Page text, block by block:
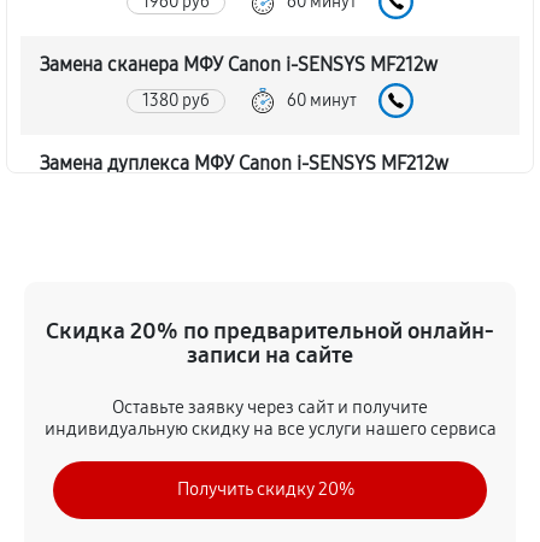
Замена сканера МФУ Canon i-SENSYS MF212w
1380 руб 60 минут
Замена дуплекса МФУ Canon i-SENSYS MF212w
Замена тормозной площадки
60 минут
Замена Wi-Fi МФУ Canon i-SENSYS MF212w
2070 руб 60 минут
Скидка 20% по предварительной онлайн-
записи на сайте
Оставьте заявку через сайт и получите
индивидуальную скидку на все услуги нашего сервиса
Получить скидку 20%